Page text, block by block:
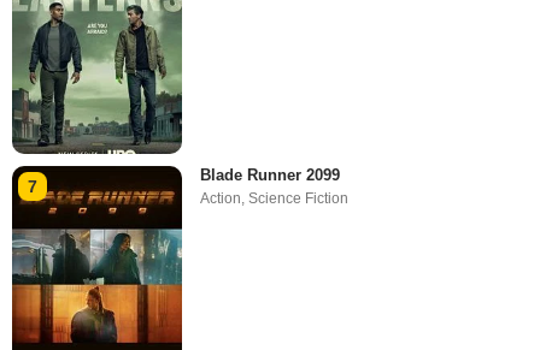
7
Blade Runner 2099
Action ,Science Fiction